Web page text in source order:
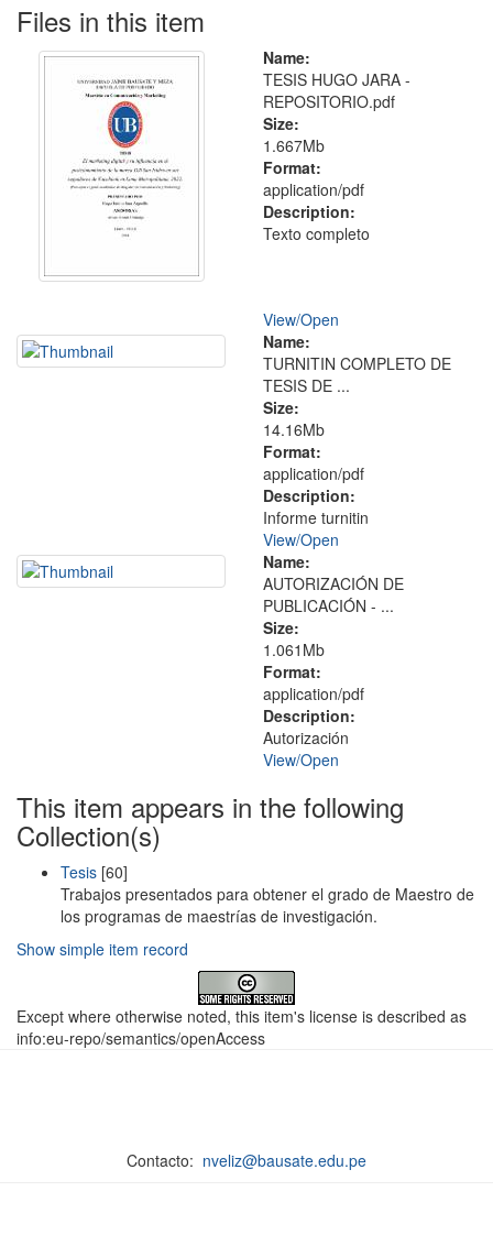
Files in this item
Name:
TESIS HUGO JARA -
REPOSITORIO.pdf
Size:
1.667Mb
Format:
application/pdf
Description:
Texto completo
View/Open
Name:
TURNITIN COMPLETO DE
TESIS DE ...
Size:
14.16Mb
Format:
application/pdf
Description:
Informe turnitin
View/Open
Name:
AUTORIZACIÓN DE
PUBLICACIÓN - ...
Size:
1.061Mb
Format:
application/pdf
Description:
Autorización
View/Open
This item appears in the following
Collection(s)
Tesis [60]
Trabajos presentados para obtener el grado de Maestro de
los programas de maestrías de investigación.
Show simple item record
Except where otherwise noted, this item's license is described as
info:eu-repo/semantics/openAccess
Contacto: nveliz@bausate.edu.pe